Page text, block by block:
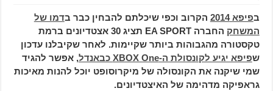
בפיפא 2014 הקרוב וכפי שיכלתם להבחין כבר בדמו של
המשחק
החברה EA SPORT תציג 30 אצטדיונים ברמת
טקסטורה מהגבוהות ביותר שקיימות. לאחר שקיבלנו עדכון
שפיפא יגיע לקונסולת ה-XBOX One כבאנדל
, אפשר להגיד
שמי שיקנה את הקונסולה של מיקרוסופט יוכל להנות מאיכות
גראפיקה מדהימה של האיצטדיונים.